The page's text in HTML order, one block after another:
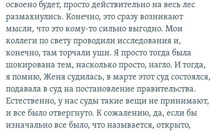
освоено будет, просто действительно на весь лес
размахнулись. Конечно, это сразу возникают
мысли, что это кому-то сильно выгодно. Мои
коллеги по свету проводили исследования и,
конечно, там торчали уши. Я просто тогда была
шокирована тем, насколько просто, нагло. И тогда,
я помню, Женя судилась, в марте этот суд состоялся,
подавала в суд на постановление правительства.
Естественно, у нас суды такие вещи не принимают,
и все было отвергнуто. К сожалению, да, если бы
изначально все было, что называется, открыто,